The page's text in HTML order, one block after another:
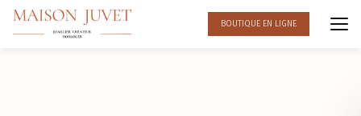
Aller
contenu
BOUTIQUE EN LIGNE